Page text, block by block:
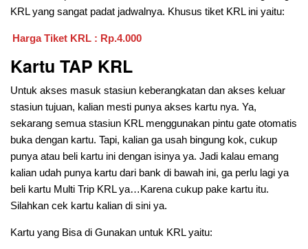
KRL yang sangat padat jadwalnya. Khusus tiket KRL ini yaitu:
Harga Tiket KRL : Rp.4.000
Kartu TAP KRL
Untuk akses masuk stasiun keberangkatan dan akses keluar
stasiun tujuan, kalian mesti punya akses kartu nya. Ya,
sekarang semua stasiun KRL menggunakan pintu gate otomatis
buka dengan kartu. Tapi, kalian ga usah bingung kok, cukup
punya atau beli kartu ini dengan isinya ya. Jadi kalau emang
kalian udah punya kartu dari bank di bawah ini, ga perlu lagi ya
beli kartu Multi Trip KRL ya…Karena cukup pake kartu itu.
Silahkan cek kartu kalian di sini ya.
Kartu yang Bisa di Gunakan untuk KRL yaitu: